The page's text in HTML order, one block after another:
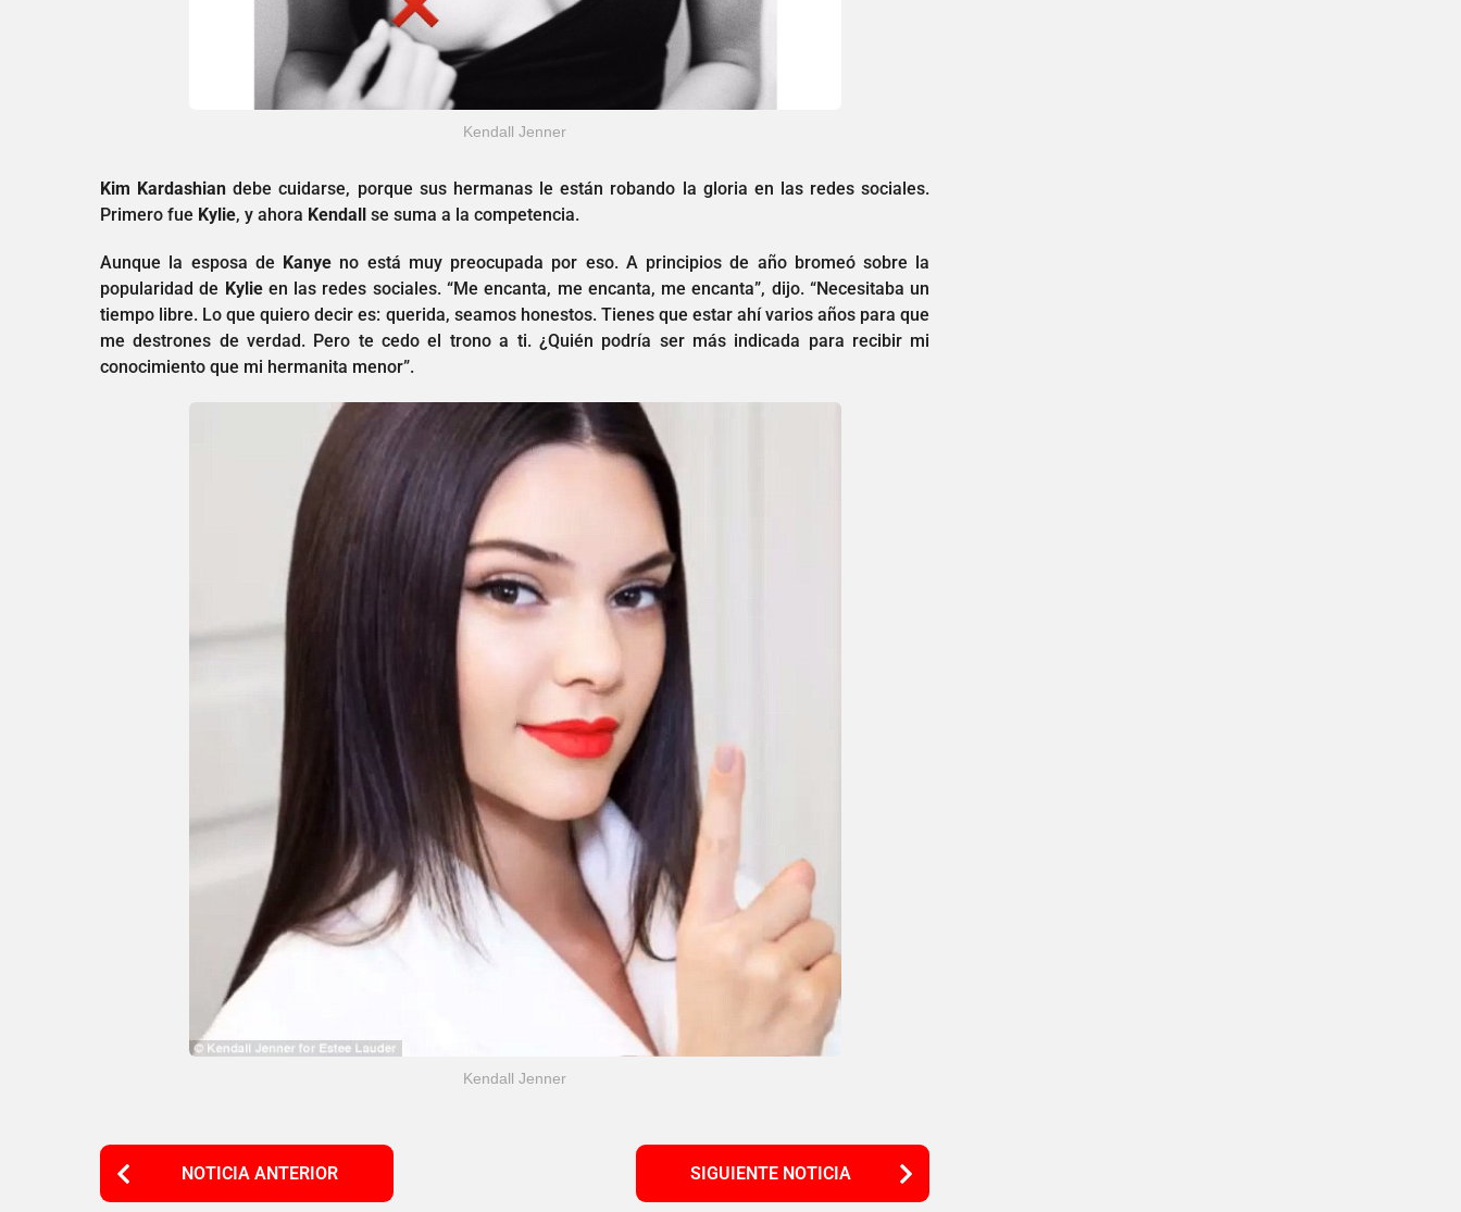
Kendall Jenner
Kim Kardashian debe cuidarse, porque sus hermanas le están robando la gloria en las redes sociales.
Primero fue Kylie, y ahora Kendall se suma a la competencia.
Aunque la esposa de Kanye no está muy preocupada por eso. A principios de año bromeó sobre la
popularidad de Kylieen las redes sociales. “Me encanta, me encanta, me encanta”, dijo. “Necesitaba un
tiempo libre. Lo que quiero decir es: querida, seamos honestos. Tienes que estar ahí varios años para que
me destrones de verdad. Pero te cedo el trono a ti. ¿Quién podría ser más indicada para recibir mi
conocimiento que mi hermanita menor”.
Kendall Jenner
P
o
NOTICIA ANTERIOR SIGUIENTE NOTICIA